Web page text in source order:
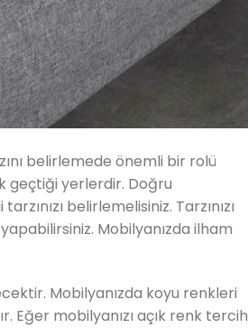
belirlemede önemli bir rolü
geçtiği yerlerdir. Doğru
belirlemelisiniz. Tarzınızı
Mobilyanızda ilham
Mobilyanızda koyu renkleri
Eğer mobilyanızı açık renk tercih